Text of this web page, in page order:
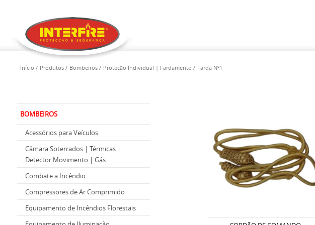
Início Produtos Bombeiros Proteção Individual | Fardamento Farda Nº1
BOMBEIROS
Acessórios para Veículos
Câmara Soterrados | Térmicas |
Detector Movimento | Gás
Combate a Incêndio
Compressores de Ar Comprimido
Equipamento de Incêndios Florestais